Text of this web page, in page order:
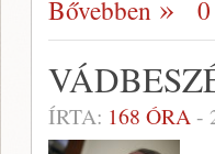
Bővebben
ÍRTA: 168 ÓRA-